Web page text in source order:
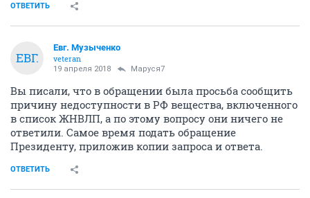
ОТВЕТИТЬ
ЕВГ.
Евг. Музыченко
veteran
19 апреля 2018 Маруся7
Вы писали, что в обращении была просьба сообщить
причину недоступности в РФ вещества, включенного
в список ЖНВЛП, а по этому вопросу они ничего не
ответили. Самое время подать обращение
Президенту, приложив копии запроса и ответа.
ОТВЕТИТЬ